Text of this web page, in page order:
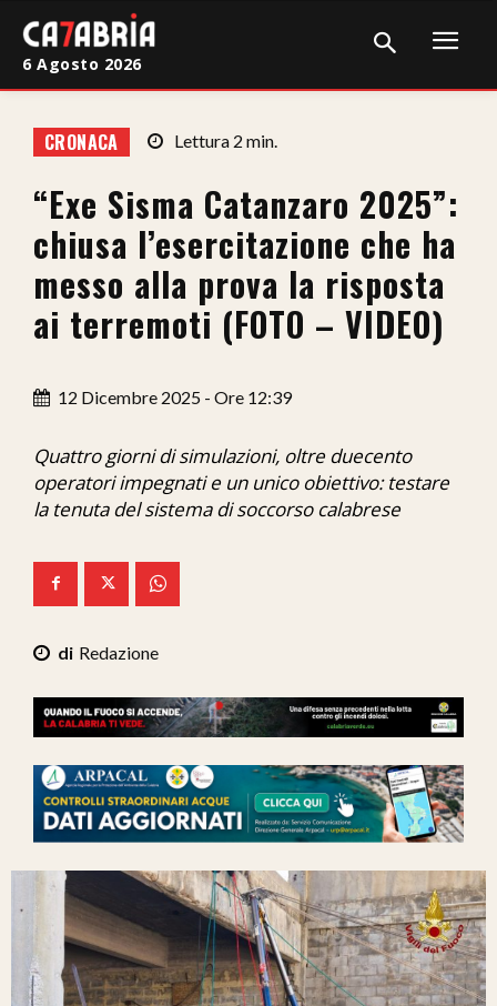
Cronaca
Giudiziaria
Politica
Sport
Sanità
Economia
Ita-Mondo
C7 Play
We Calabria
Mix Zone
6 Agosto 2026
CRONACA Lettura 2 min.
“Exe Sisma Catanzaro 2025”:
chiusa l’esercitazione che ha
messo alla prova la risposta
ai terremoti (FOTO – VIDEO)
12 Dicembre 2025 - Ore 12:39
Quattro giorni di simulazioni, oltre duecento
operatori impegnati e un unico obiettivo: testare
la tenuta del sistema di soccorso calabrese
Redazione